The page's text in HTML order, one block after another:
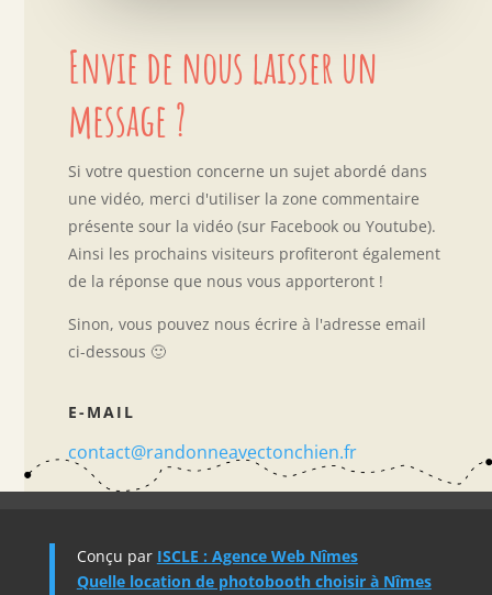
Envie de nous laisser un
message ?
Si votre question concerne un sujet abordé dans
une vidéo, merci d'utiliser la zone commentaire
présente sour la vidéo (sur Facebook ou Youtube).
Ainsi les prochains visiteurs profiteront également
de la réponse que nous vous apporteront !
Sinon, vous pouvez nous écrire à l'adresse email
ci-dessous 🙂
E-MAIL
contact@randonneavectonchien.fr
Conçu par ISCLE : Agence Web Nîmes
Quelle location de photobooth choisir à Nîmes